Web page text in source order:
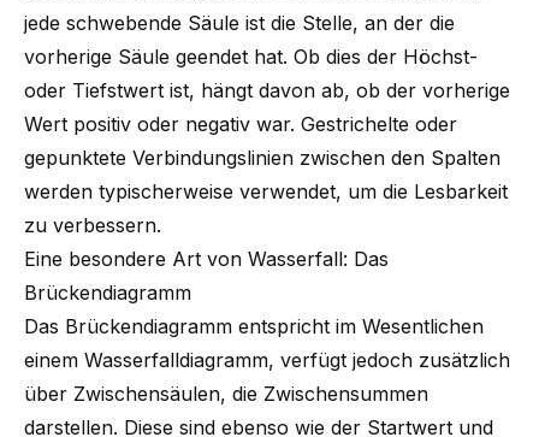
jede schwebende Säule ist die Stelle, an der die
vorherige Säule geendet hat. Ob dies der Höchst-
oder Tiefstwert ist, hängt davon ab, ob der vorherige
Wert positiv oder negativ war. Gestrichelte oder
gepunktete Verbindungslinien zwischen den Spalten
werden typischerweise verwendet, um die Lesbarkeit
zu verbessern.
Eine besondere Art von Wasserfall: Das
Brückendiagramm
Das Brückendiagramm entspricht im Wesentlichen
einem Wasserfalldiagramm, verfügt jedoch zusätzlich
über Zwischensäulen, die Zwischensummen
darstellen. Diese sind ebenso wie der Startwert und